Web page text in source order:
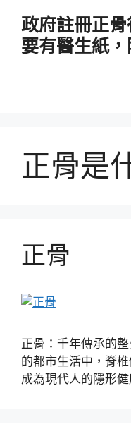
政府註冊正
要有醫生紙
正骨是
正骨
正骨：千年傳承的
的都市生活中，脊
成為現代人的隱形